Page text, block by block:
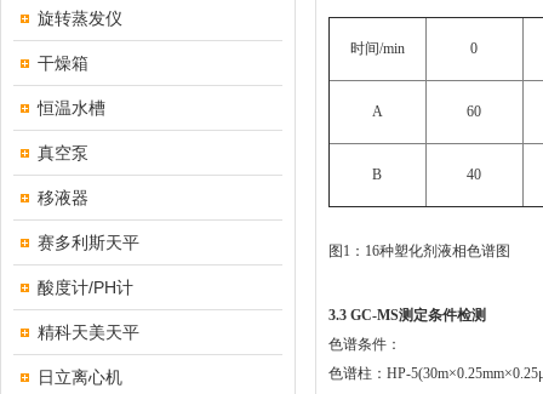
旋转蒸发仪
干燥箱
恒温水槽
真空泵
移液器
赛多利斯天平
酸度计/PH计
精科天美天平
日立离心机
时间/min 0
A 60
B 40
图1：16种塑化剂液相色谱图
3.3 GC-MS测定条件检测
色谱条件：
色谱柱：HP-